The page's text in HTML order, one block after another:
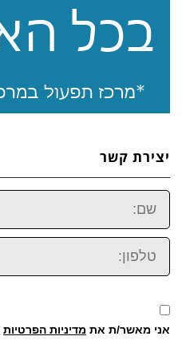
יצירת קשר
שם:
טלפון:
אני מאשר/ת את מדיניות הפרטיות